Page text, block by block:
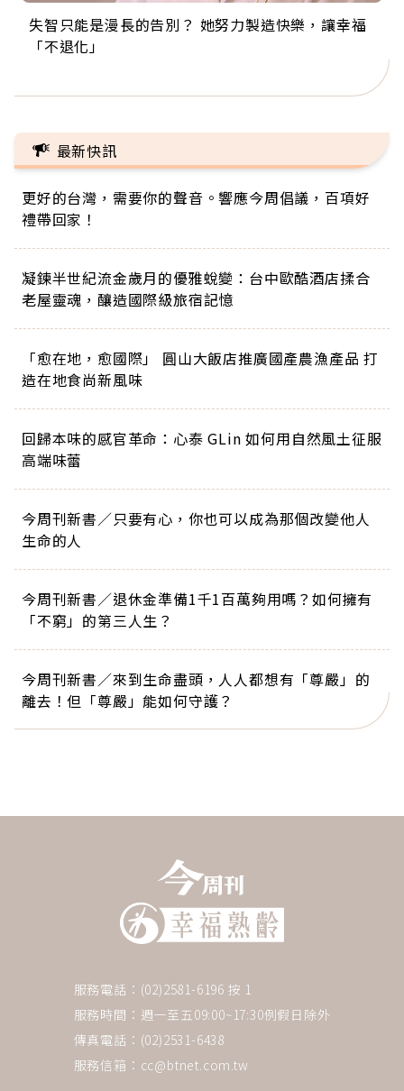
失智只能是漫長的告別？ 她努力製造快樂，讓幸福
「不退化」
來自剛果的巧克力神父 為台灣奉獻36年 「台灣是我
的家，我連作夢都講台語！」
63歲卸矽谷副總、搬回台灣找快樂！「蛋黃哥小
丑」走進安養院，逗樂上萬爺奶：退休後才開始真
104歲打破金氏世界紀錄 成為全球最年長羽球選
手，分享長壽的秘密原來是「這個」
事業巔峰他選擇追夢…黑手阿伯拉小提琴還登上小
巨蛋！連CNN都大讚！
最新快訊
更好的台灣，需要你的聲音。響應今周倡議，百項好
禮帶回家！
凝鍊半世紀流金歲月的優雅蛻變：台中歐酷酒店揉合
老屋靈魂，釀造國際級旅宿記憶
「愈在地，愈國際」 圓山大飯店推廣國產農漁產品 打
造在地食尚新風味
回歸本味的感官革命：心泰 GLin 如何用自然風土征服
高端味蕾
今周刊新書／只要有心，你也可以成為那個改變他人
生命的人
今周刊新書／退休金準備1千1百萬夠用嗎？如何擁有
「不窮」的第三人生？
今周刊新書／來到生命盡頭，人人都想有「尊嚴」的
離去！但「尊嚴」能如何守護？
服務電話：(02)2581-6196 按 1
服務時間：週一至五09:00~17:30例假日除外
傳真電話：(02)2531-6438
服務信箱： cc@btnet.com.tw